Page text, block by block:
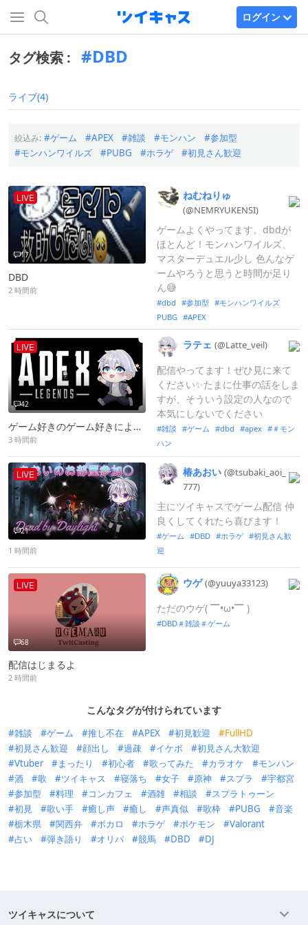
ログイン
タグ検索 : DBD
ライブ(4)
絞込み: ゲーム APEX 雑談 モンハン
参加型
モンハンワイルズ
PUBG ホラゲ 初見さん歓迎
LIVE
17
DBD
2 時間前
ねむねりゅ
(@NEMRYUKENSI)
ゲームよくやってます。dbdが
ほとんど！モンハンワイルズ、
マスターデュエル少し 色んなゲ
ームやろうと思うと時間が足り
ん😅
dbd 参加型
モンハンワイルズ
PUBG
APEX
LIVE
42
ゲーム好きのゲーム好きによるゲーム好きのための配信！！ 雑談もかねて配信してますので、コメントよろしくです！！
3 時間前
ラテェ (@Latte_ veil)
配信やってます！ぜひ見に来て
ください✨️たまに仕事の話をしま
すが、そういう設定の人なので
本気にしないでください
雑談 ゲーム dbd apex
＃モン
ハン
LIVE
21
1 時間前
椿あおい (@tsubaki_ aoi_
777)
主にツイキャスでゲーム配信 仲
良くしてくれたら喜びます！
ゲーム DBD ホラゲ
初見さん歓
迎
LIVE
68
配信はじまるよ
2 時間前
ウゲ (@yuuya33123)
ただのウゲ( ▔•ω•▔ )
DBD＃雑談＃ゲーム
こんなタグが付けられています
雑談 ゲーム 推し不在 APEX 初見歓迎
FullHD
初見さん歓迎
顔出し 過疎 イケボ
初見さん大歓迎
Vtuber
まったり 初心者 歌ってみた カラオケ
モンハン
酒
歌 ツイキャス 寝落ち 女子 原神 スプラ
宇都宮
参加型
料理 コンカフェ 酒雑 相談
スプラトゥーン
初見
歌い手 癒し声 癒し 声真似 歌枠 PUBG
音楽
栃木県
関西弁 ボカロ ホラゲ ポケモン
Valorant
占い
弾き語り オリパ 競馬 DBD DJ
ツイキャスについて